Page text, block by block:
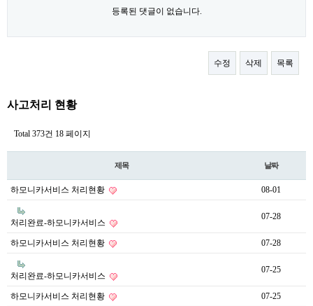
등록된 댓글이 없습니다.
수정 삭제 목록
사고처리 현황
Total 373건 18 페이지
제목 날짜
하모니카서비스 처리현황 08-01
처리완료-하모니카서비스
07-28
하모니카서비스 처리현황 07-28
처리완료-하모니카서비스
07-25
하모니카서비스 처리현황 07-25